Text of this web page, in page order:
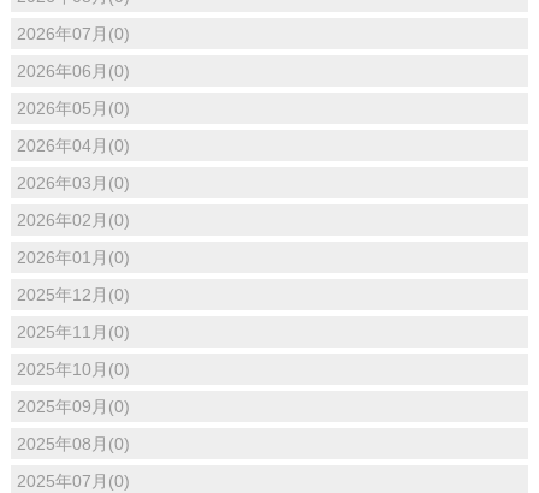
2026年07月(0)
2026年06月(0)
2026年05月(0)
2026年04月(0)
2026年03月(0)
2026年02月(0)
2026年01月(0)
2025年12月(0)
2025年11月(0)
2025年10月(0)
2025年09月(0)
2025年08月(0)
2025年07月(0)